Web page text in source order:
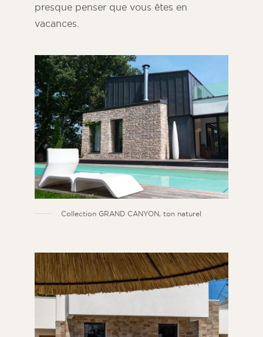
presque penser que vous êtes en
vacances.
Collection GRAND CANYON, ton naturel